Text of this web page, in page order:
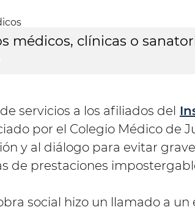
médicos, clínicas o
servicios a los afiliados del
por el Colegio Médico de
y al diálogo para evitar
de prestaciones
social hizo un llamado a